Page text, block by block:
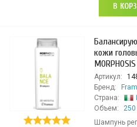
В
кожи
Артикул:
Бренд:
Страна:
Объем:
Шампунь